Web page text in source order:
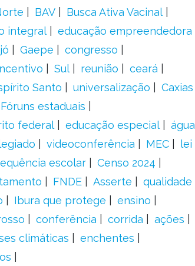
BAV
Busca Ativa Vacinal
integral
educação empreendedora
Gaepe
congresso
Sul reunião
ceará
Santo universalização
Caxias
Fóruns estaduais
federal educação especial
água
videoconferência MEC
lei
escolar
Censo 2024
FNDE Asserte
qualidade
Ibura que protege
ensino
conferência corrida
ações
climáticas
enchentes